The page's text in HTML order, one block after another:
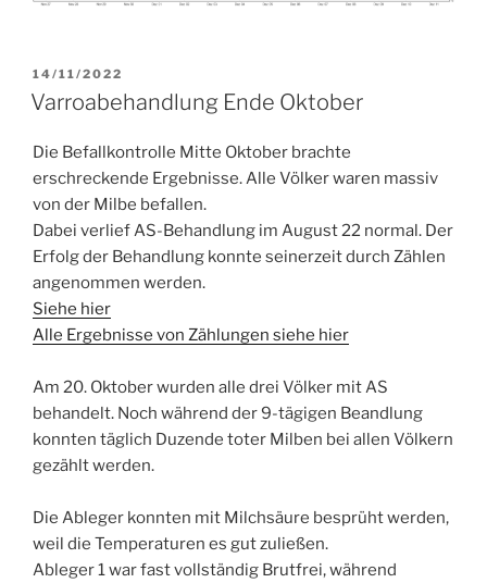
VERÖFFENTLICHT
AM
14/11/2022
Varroabehandlung Ende Oktober
Die Befallkontrolle Mitte Oktober brachte
erschreckende Ergebnisse. Alle Völker waren massiv
von der Milbe befallen.
Dabei verlief AS-Behandlung im August 22 normal. Der
Erfolg der Behandlung konnte seinerzeit durch Zählen
angenommen werden.
Siehe hier
Alle Ergebnisse von Zählungen siehe hier
Am 20. Oktober wurden alle drei Völker mit AS
behandelt. Noch während der 9-tägigen Beandlung
konnten täglich Duzende toter Milben bei allen Völkern
gezählt werden.
Die Ableger konnten mit Milchsäure besprüht werden,
weil die Temperaturen es gut zuließen.
Ableger 1 war fast vollständig Brutfrei, während